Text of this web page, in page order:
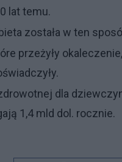
lat temu.
została w ten
przeżyły
dla
1,4 mld dol. rocznie.